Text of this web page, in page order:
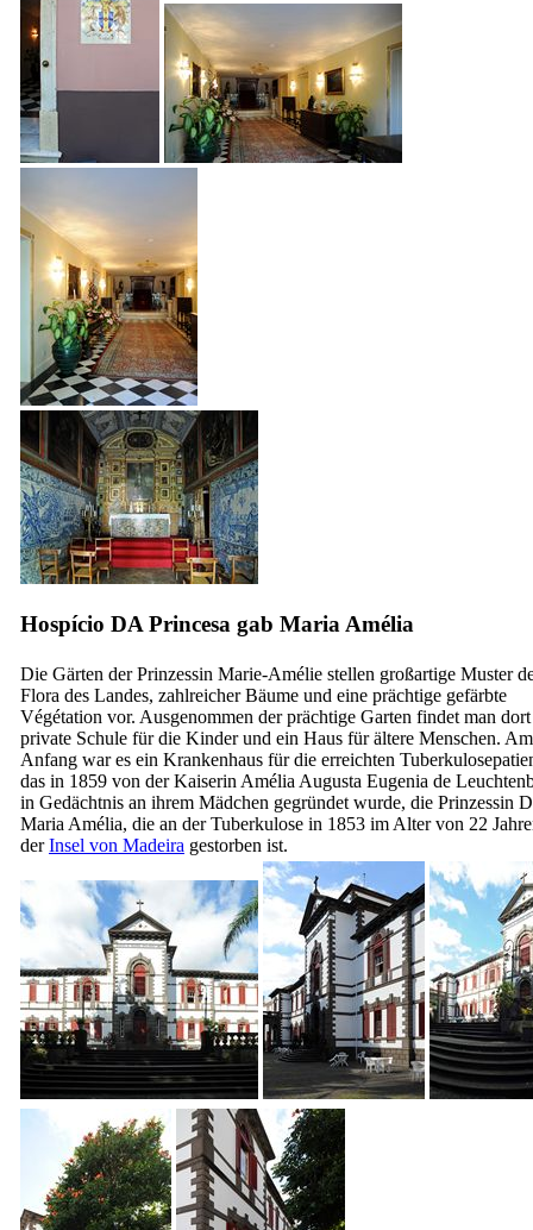
Hospício DA Princesa gab Maria Amélia
Die Gärten der Prinzessin Marie-Amélie stellen großartige Muster
Flora des Landes, zahlreicher Bäume und eine prächtige gefärbte
Végétation vor. Ausgenommen der prächtige Garten findet man
private Schule für die Kinder und ein Haus für ältere Menschen. Am
Anfang war es ein Krankenhaus für die erreichten
das in 1859 von der Kaiserin Amélia Augusta Eugenia de
in Gedächtnis an ihrem Mädchen gegründet wurde, die Prinzessin
Maria Amélia, die an der Tuberkulose in 1853 im Alter von 22
derInsel von Madeira gestorben ist.